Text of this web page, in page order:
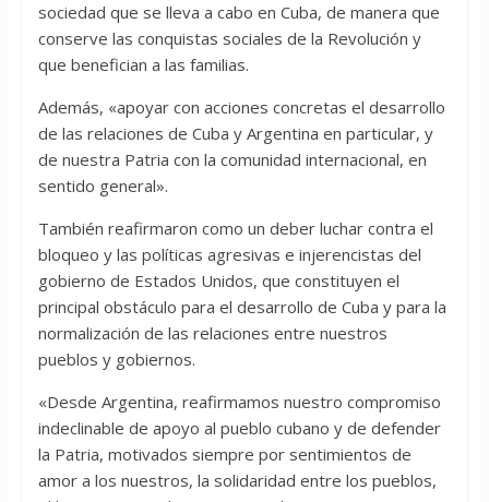
sociedad que se lleva a cabo en Cuba, de manera que
conserve las conquistas sociales de la Revolución y
que benefician a las familias.
Además, «apoyar con acciones concretas el desarrollo
de las relaciones de Cuba y Argentina en particular, y
de nuestra Patria con la comunidad internacional, en
sentido general».
También reafirmaron como un deber luchar contra el
bloqueo y las políticas agresivas e injerencistas del
gobierno de Estados Unidos, que constituyen el
principal obstáculo para el desarrollo de Cuba y para la
normalización de las relaciones entre nuestros
pueblos y gobiernos.
«Desde Argentina, reafirmamos nuestro compromiso
indeclinable de apoyo al pueblo cubano y de defender
la Patria, motivados siempre por sentimientos de
amor a los nuestros, la solidaridad entre los pueblos,